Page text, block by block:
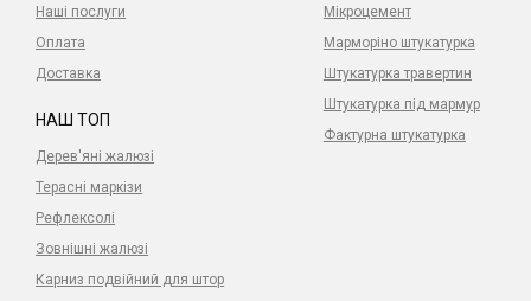
Наші послуги
Оплата
Доставка
Мікроцемент
Марморіно штукатурка
Штукатурка травертин
Штукатурка під мармур
Фактурна штукатурка
НАШ ТОП
Дерев'яні жалюзі
Терасні маркізи
Рефлексолі
Зовнішні жалюзі
Карниз подвійний для штор